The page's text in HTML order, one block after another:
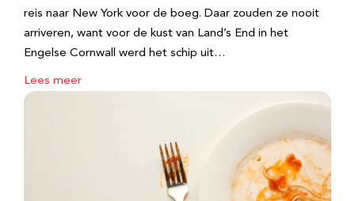
reis naar New York voor de boeg. Daar zouden ze nooit
arriveren, want voor de kust van Land’s End in het
Engelse Cornwall werd het schip uit…
Lees meer